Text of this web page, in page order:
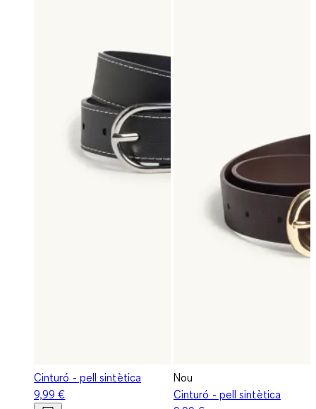
Cinturó - pell sintètica
9,99 €
Nou
Cinturó - pell sintètica